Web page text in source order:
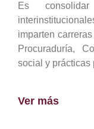
Es
imparten
Procuraduría,
social y prácticas
Ver más